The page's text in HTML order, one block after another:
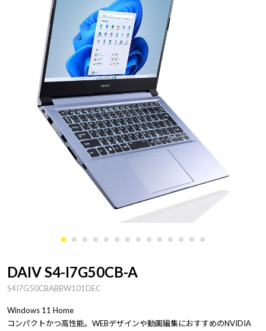
DAIV S4-I7G50CB-A
S4I7G50CBABBW101DEC
Windows 11 Home
コンパクトかつ高性能。WEBデザインや動画編集におすすめのNVIDIA